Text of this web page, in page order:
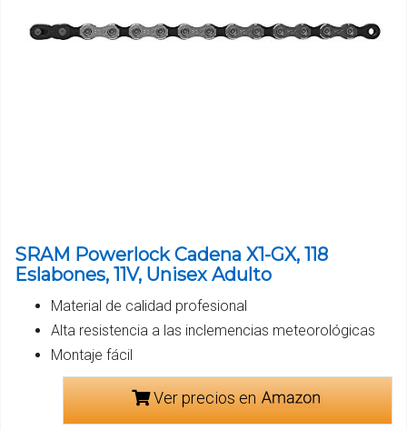
SRAM Powerlock Cadena X1-GX, 118
Eslabones, 11V, Unisex Adulto
Material de calidad profesional
Alta resistencia a las inclemencias meteorológicas
Montaje fácil
Ver precios en